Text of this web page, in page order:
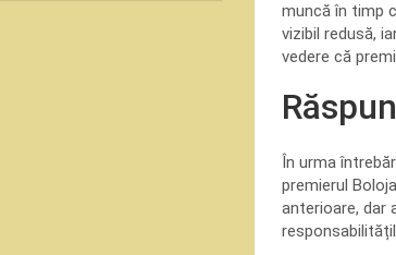
muncă în timp
vizibil redusă,
vedere că
În urma
premierul
anterioare, dar